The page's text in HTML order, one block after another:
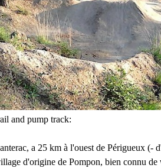
and pump track:
a 25 km à l'ouest de Périgueux (-
d'origine de Pompon, bien connu